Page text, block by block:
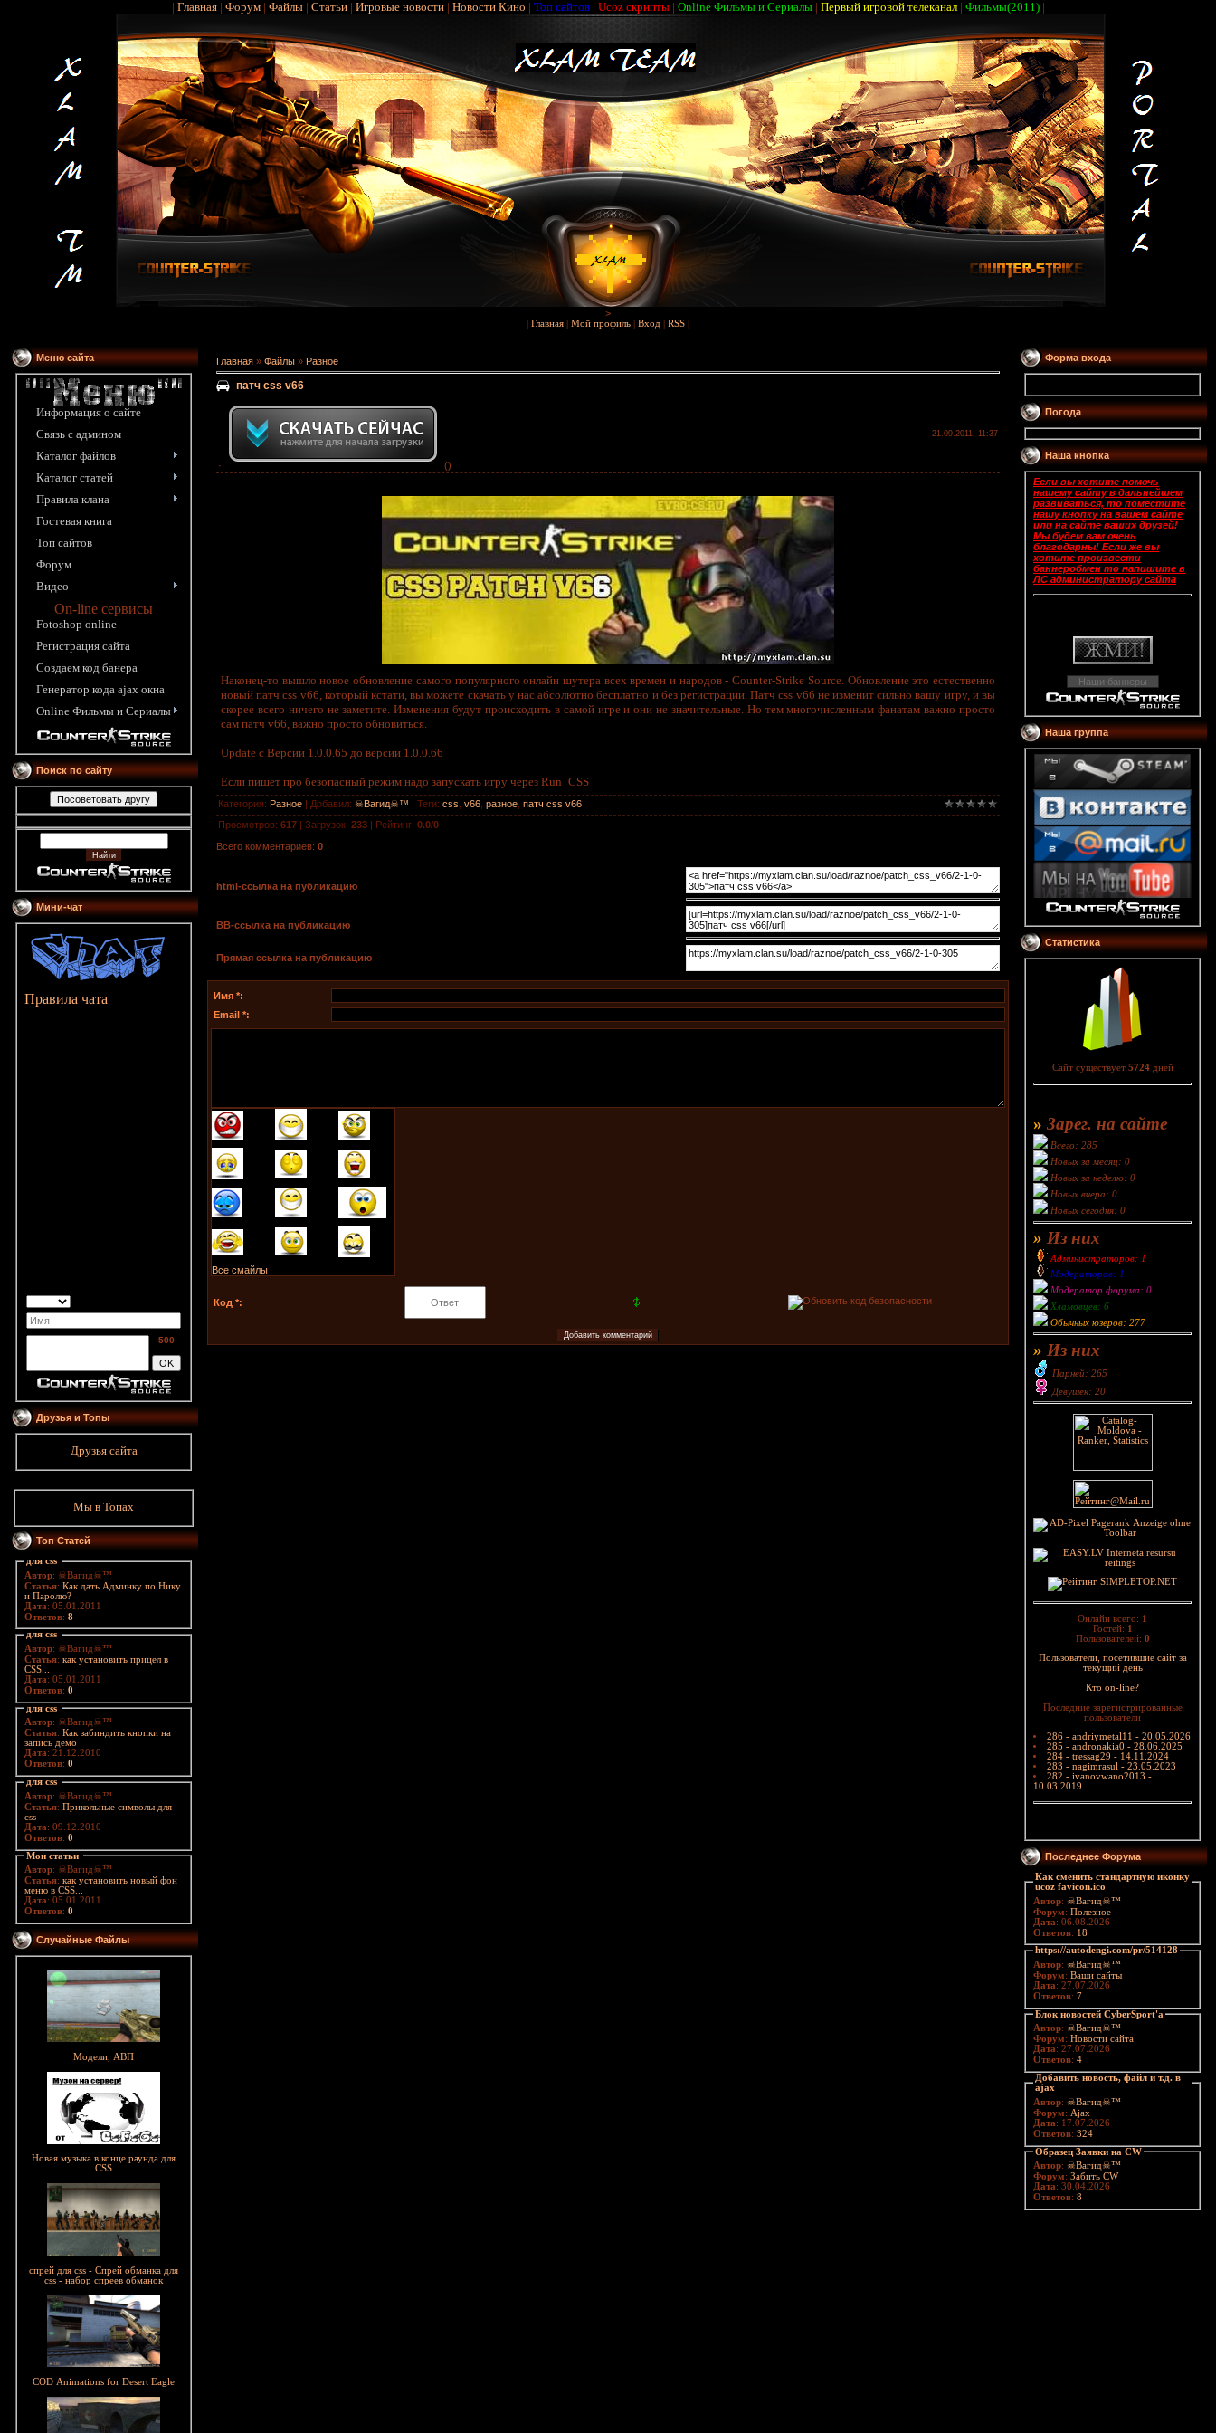
| Главная| Форум| Файлы| Статьи| Игровые новости| Новости Кино | Топ сайтов| Ucoz скрипты| Online Фильмы и Сериалы| Первый игровой телеканал| Фильмы(2011)|
>
Главная Мой профиль Вход RSS
Меню сайта
Информация o сайте
Связь с админом
Каталог файлов
Каталог статей
Правила клана
Гостевая книга
Топ сайтов
Форум
Видео
On-line сервисы
Fotoshop online
Pегистрация сайта
Создаем код банера
Генератор кода ajax окна
Online Фильмы и Сериалы
Поиск по сайту
Мини-чат
Правила чата
500
Друзья и Топы
Друзья сайта
Мы в Топах
Топ Статей
для css
Автор: ☠Вагид☠™
Статья: Как дать Админку по Нику
и Паролю?
Дата: 05.01.2011
Ответов: 8
для css
Автор: ☠Вагид☠™
Статья: как установить прицел в
CSS...
Дата: 05.01.2011
Ответов: 0
для css
Автор: ☠Вагид☠™
Статья: Как забиндить кнопки на
запись демо
Дата: 21.12.2010
Ответов: 0
для css
Автор: ☠Вагид☠™
Статья: Прикольные символы для
css
Дата: 09.12.2010
Ответов: 0
Мои статьи
Автор: ☠Вагид☠™
Статья: как установить новый фон
меню в CSS...
Дата: 05.01.2011
Ответов: 0
Случайные Файлы
Модели, АВП
Новая музыка в конце раунда для
CSS
спрей для css - Спрей обманка для
css - набор спреев обманок
COD Animations for Desert Eagle
Главная » Файлы » Разное
патч css v66
· ()
21.09.2011, 11:37
Наконец-то вышло новое обновление самого популярного онлайн шутера всех времен и народов - Counter-Strike Source. Обновление это естественно
новый патч css v66, который кстати, вы можете скачать у нас абсолютно бесплатно и без регистрации. Патч css v66 не изменит сильно вашу игру, и вы
скорее всего ничего не заметите. Изменения будут происходить в самой игре и они не значительные. Но тем многочисленным фанатам важно просто
сам патч v66, важно просто обновиться.
Update с Версии 1.0.0.65 до версии 1.0.0.66
Если пишет про безопасный режим надо запускать игру через Run_CSS
Категория: Разное | Добавил: ☠Вагид☠™ | Теги: css v66 разное патч css v66
Просмотров: 617 | Загрузок: 233 | Рейтинг: 0.0/0
Всего комментариев: 0
html-cсылка на публикацию
BB-cсылка на публикацию
Прямая ссылка на публикацию
Имя *:
Email *:
Все смайлы
Код *:
Форма входа
Погода
Наша кнопка
Если вы хотите помочь
нашему сайту в дальнейшем
развиваться, то поместите
нашу кнопку на вашем сайте
или на сайте ваших друзей!
Мы будем вам очень
благодарны! Если же вы
хотите произвести
баннеробмен то напишите в
ЛС администратору сайта
Наши баннеры
Нашa группa
Статистика
Сайт существует 5724дней
» Зарег. на сайте
Всего: 285
Новых за месяц: 0
Новых за неделю: 0
Новых вчера: 0
Новых сегодня: 0
» Из них
Администраторов: 1
Модераторов: 1
Модератор форума: 0
Хламовцев: 6
Обычных юзеров: 277
» Из них
Парней: 265
Девушек: 20
Онлайн всего: 1
Гостей: 1
Пользователей: 0
Пользователи, посетившие сайт за
текущий день
Кто on-line?
Последние зарегистрированные
пользователи
286 - andriymetal11 - 20.05.2026
285 - andronakia0 - 28.06.2025
284 - tressag29 - 14.11.2024
283 - nagimrasul - 23.05.2023
282 - ivanovwano2013 -
10.03.2019
Последнее Форума
Как сменить стандартную иконку
ucoz favicon.ico
Автор: ☠Вагид☠™
Форум: Полезное
Дата: 06.08.2026
Ответов: 18
https://autodengi.com/pr/514128
Автор: ☠Вагид☠™
Форум: Ваши сайты
Дата: 27.07.2026
Ответов: 7
Блок новостей CyberSport'a
Автор: ☠Вагид☠™
Форум: Новости сайта
Дата: 27.07.2026
Ответов: 4
Добавить новость, файл и т.д. в
ajax
Автор: ☠Вагид☠™
Форум: Ajax
Дата: 17.07.2026
Ответов: 324
Образец Заявки на CW
Автор: ☠Вагид☠™
Форум: Забить CW
Дата: 30.04.2026
Ответов: 8